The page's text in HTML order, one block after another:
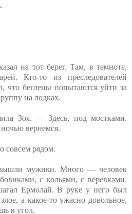
на тот берег. Там, в темноте,
Кто-то из преследователей
что беглецы попытаются уйти за
на лодках.
Зоя. — Здесь, под мостками.
вернемся.
совсем рядом.
вышли мужики. Много — человек
с кольями, с веревками.
Ермолай. В руке у него был
а какое-то ужасно довольное,
в угол.